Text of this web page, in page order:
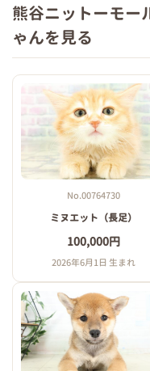
熊谷ニットーモー
ゃんを見る
No.00764730
ミヌエット（長足）
100,000円
2026年6月1日 生まれ